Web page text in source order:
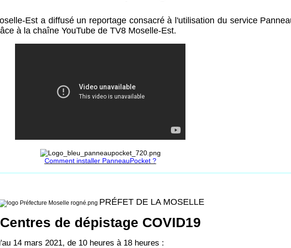
Est a diffusé un reportage consacré à l'utilisation du service
à la chaîne YouTube de TV8 Moselle-Est.
Comment installer PanneauPocket ?
PRÉFET DE LA MOSELLE
Centres de dépistage COVID19
14 mars 2021, de 10 heures à 18 heures :